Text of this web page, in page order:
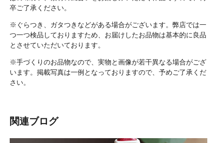
卒ご了承ください。
※ぐらつき、ガタつきなどがある場合がございます。弊店では一
つ一つ検品しておりますため、お届けしたお品物は基本的に良品
とさせていただいております。
※手づくりのお品物なので、実物と画像が若干異なる場合がござ
います。掲載写真は一例となっておりますので、予めご了承くだ
さい。
関連ブログ